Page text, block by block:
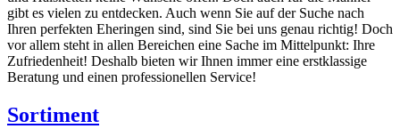
gibt es vielen zu entdecken. Auch wenn Sie auf der Suche nach
Ihren perfekten Eheringen sind, sind Sie bei uns genau richtig! Doch
vor allem steht in allen Bereichen eine Sache im Mittelpunkt: Ihre
Zufriedenheit! Deshalb bieten wir Ihnen immer eine erstklassige
Beratung und einen professionellen Service!
Sortiment